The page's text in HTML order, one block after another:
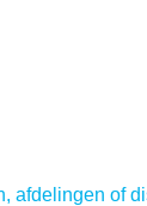
afdelingen of